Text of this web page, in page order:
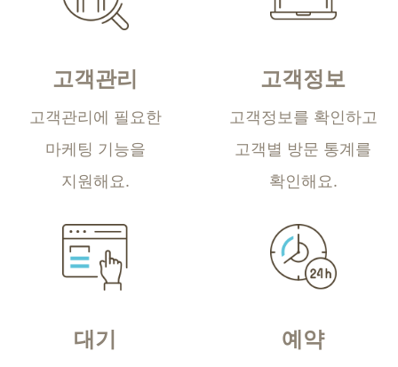
고객관리
고객관리에 필요한
마케팅 기능을
지원해요.
고객정보
고객정보를 확인하고
고객별 방문 통계를
확인해요.
대기 예약